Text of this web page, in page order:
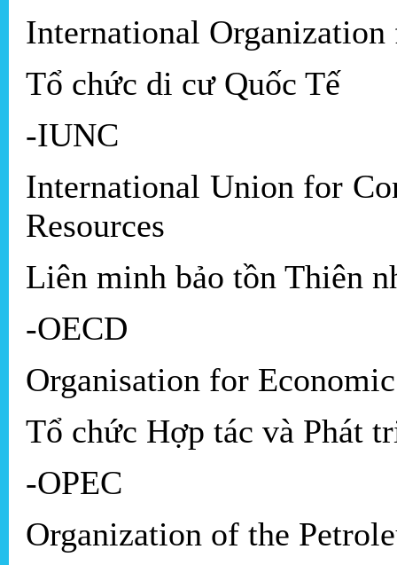
International
Tổ chức di cư Quốc Tế
-IUNC
International Union for
Resources
Liên minh bảo tồn Thiên
-OECD
Organisation for
Tổ chức Hợp tác và Phát
-OPEC
Organization of the